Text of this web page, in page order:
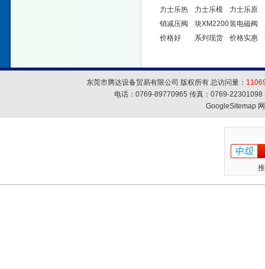
力士乐热
销减压阀
价格好
力士乐模
块XM2200
系列现货
力士乐原
装电磁阀
价格实惠
东莞市腾达设备贸易有限公司 版权所有 总访问量：
电话：0769-89770965 传真：0769-
GoogleSitemap网